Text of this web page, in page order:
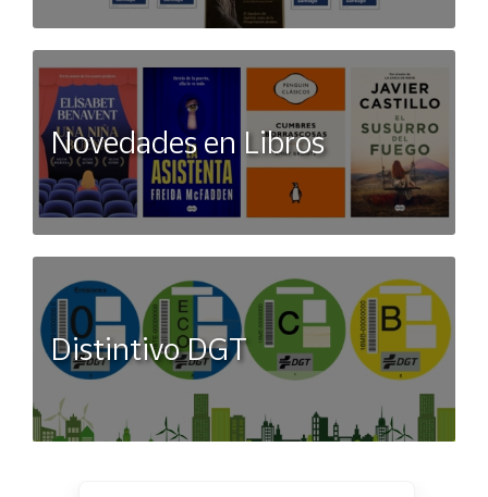
Novedades en Libros
Distintivo DGT